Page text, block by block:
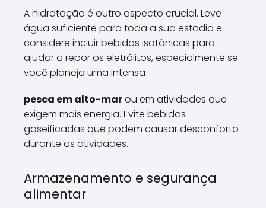
A hidratação é outro aspecto crucial. Leve
água suficiente para toda a sua estadia e
considere incluir bebidas isotônicas para
ajudar a repor os eletrólitos, especialmente se
você planeja uma intensa
pesca em alto-marou em atividades que
exigem mais energia. Evite bebidas
gaseificadas que podem causar desconforto
durante as atividades.
Armazenamento e segurança
alimentar